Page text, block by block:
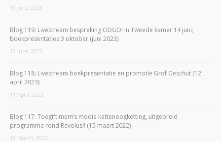
16 June, 2023
Blog 119: Livestream bespreking ODGOI in Tweede kamer 14 juni;
boekpresentaties 3 oktober (juni 2023)
13 June, 2023
Blog 118: Livestream boekpresentatie en promotie Grof Geschut (12
april 2023)
11 April, 2023
Blog 117: Toegift mem’s mooie kattenoogketting, uitgebreid
programma rond Revolusi! (15 maart 2022)
16 March, 2022